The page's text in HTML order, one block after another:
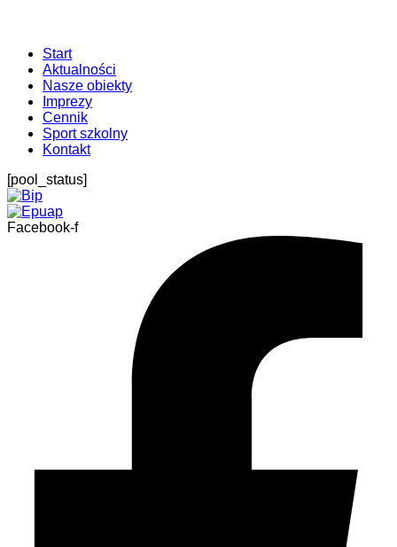
Start
Aktualności
Nasze obiekty
Imprezy
Cennik
Sport szkolny
Kontakt
[pool_status]
Facebook-f